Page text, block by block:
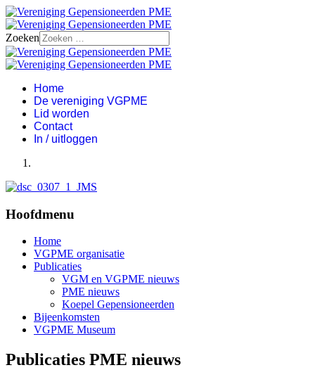
Zoeken
Home
De vereniging VGPME
Lid worden
Contact
In / uitloggen
Hoofdmenu
Home
VGPME organisatie
Publicaties
VGM en VGPME nieuws
PME nieuws
Koepel Gepensioneerden
Bijeenkomsten
VGPME Museum
Publicaties PME nieuws